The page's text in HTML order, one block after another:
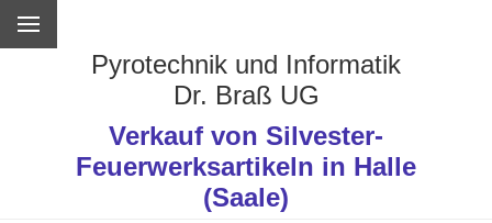
Pyrotechnik und Informatik
Dr. Braß UG
Verkauf von Silvester-
Feuerwerksartikeln in Halle
(Saale)